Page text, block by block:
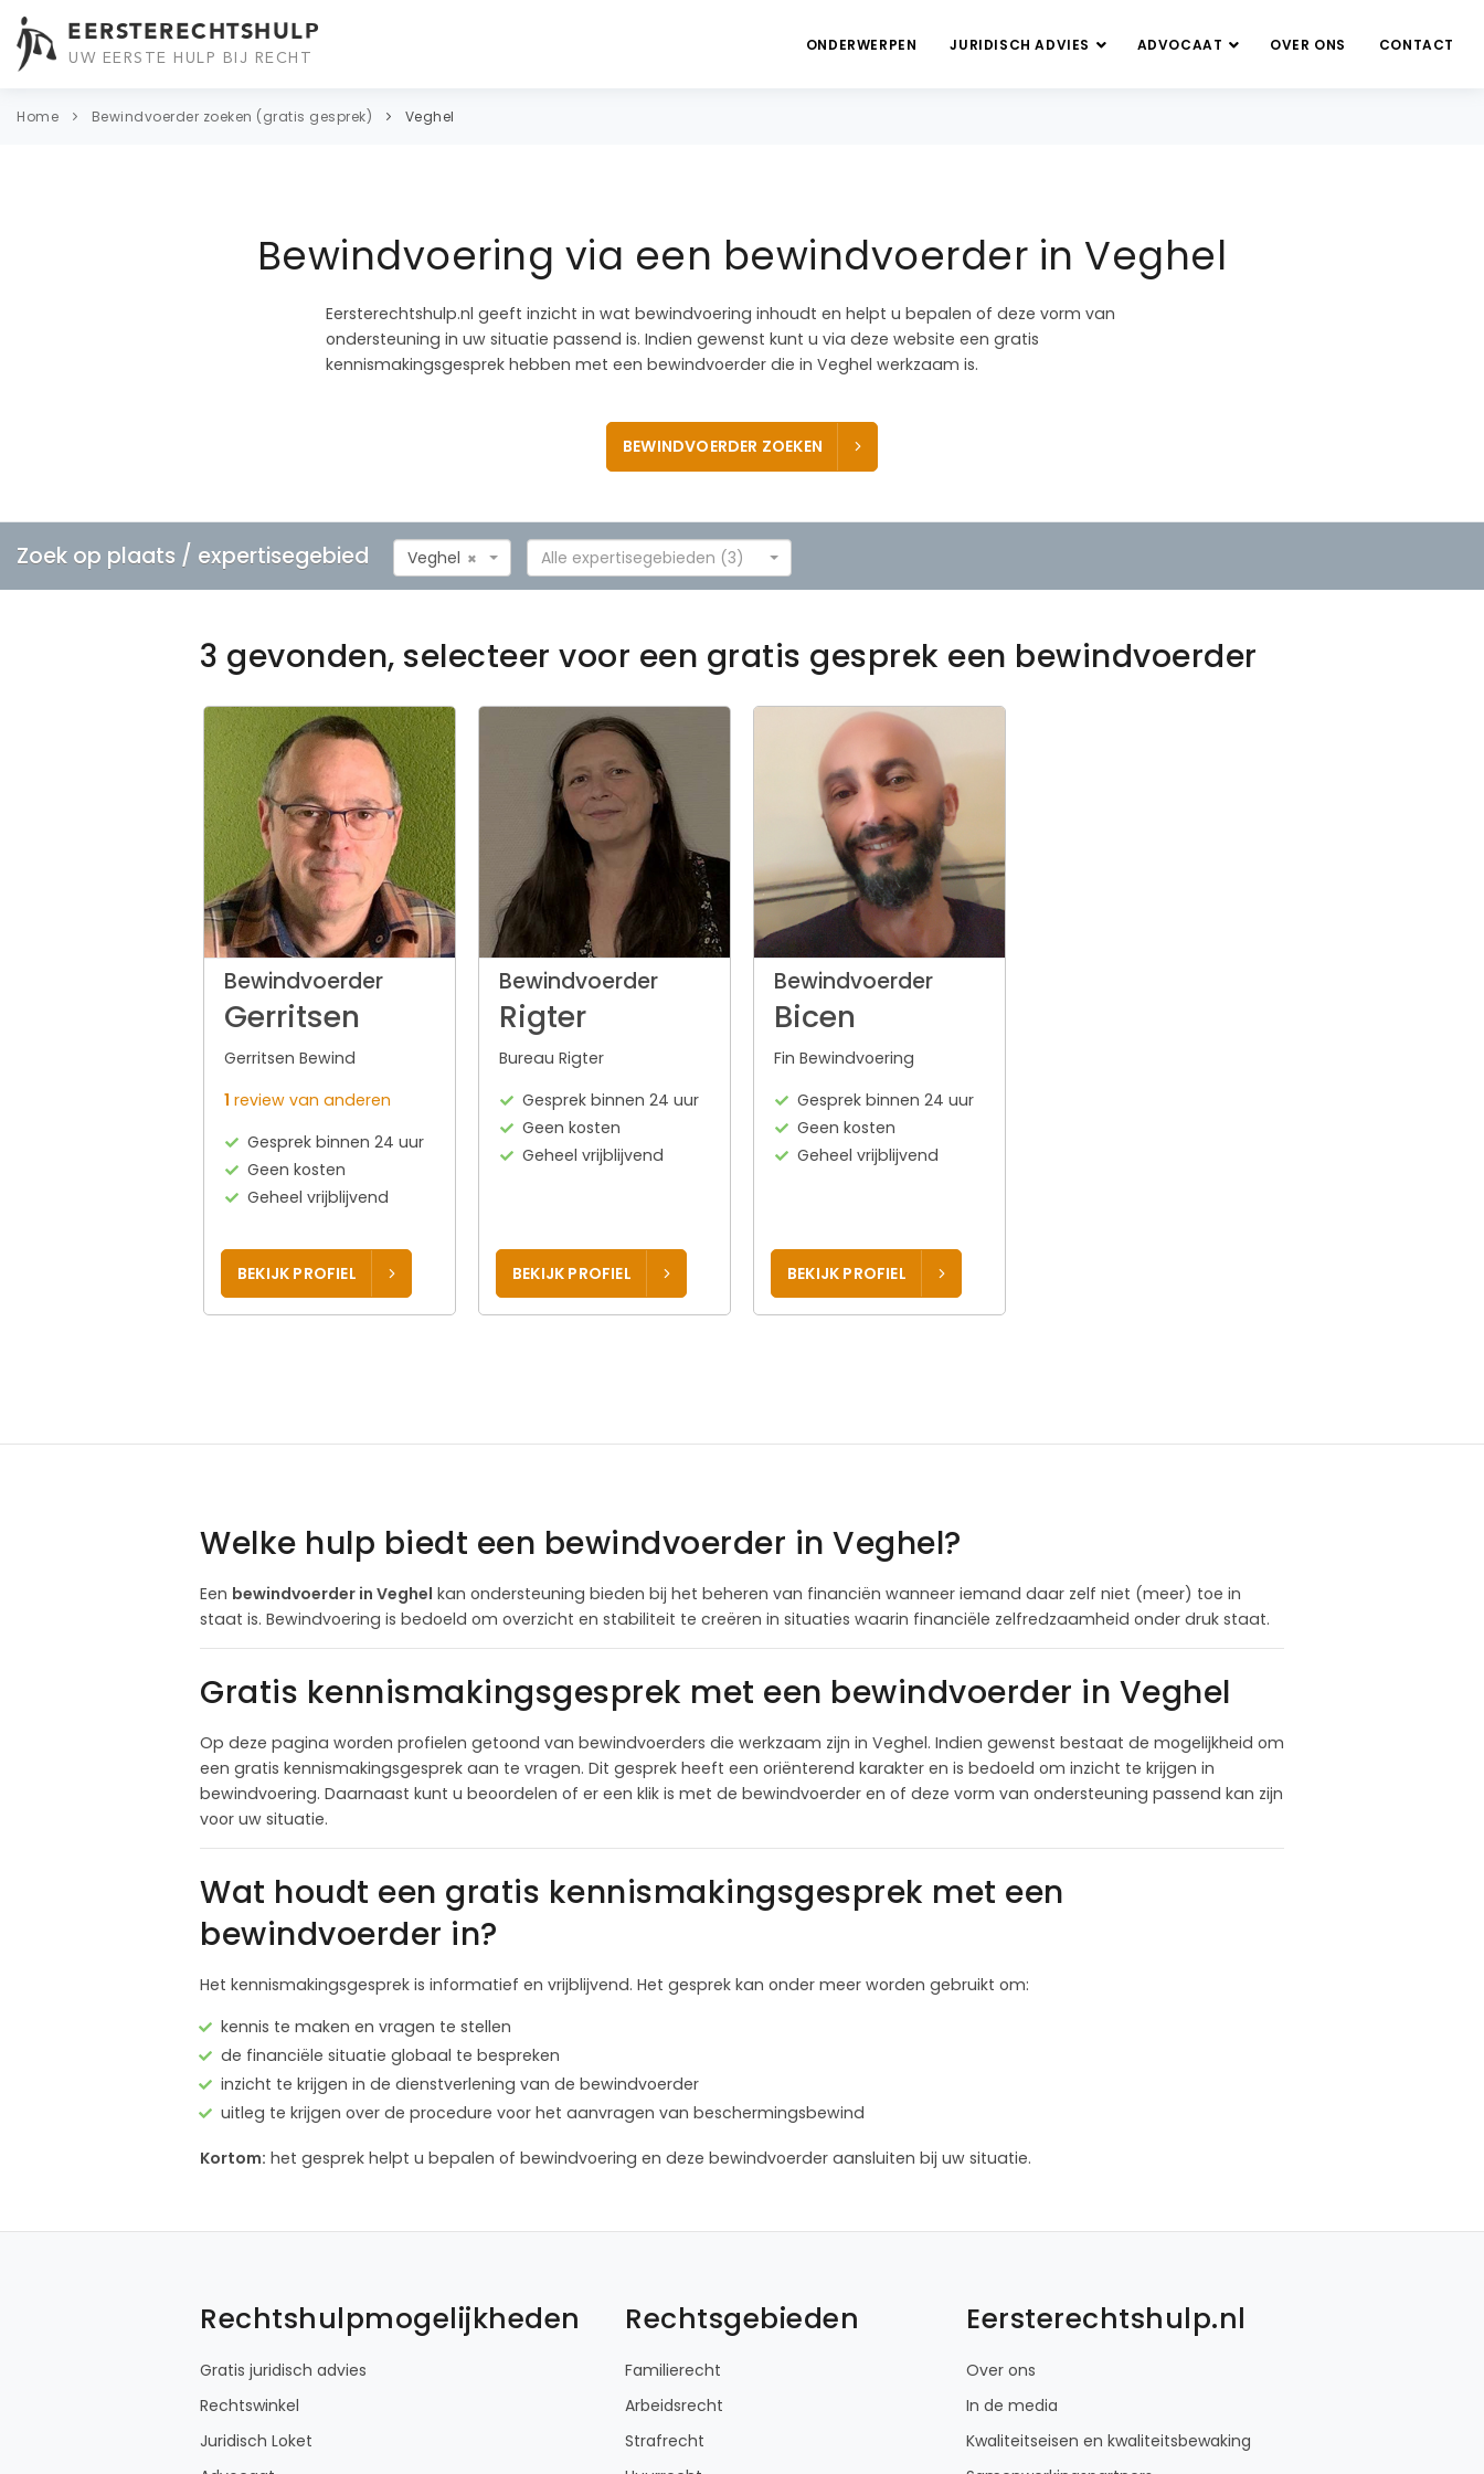
EERSTERECHTSHULP
UW EERSTE HULP BIJ RECHT
ONDERWERPEN JURIDISCH ADVIES ADVOCAAT OVER ONS CONTACT
Home Bewindvoerder zoeken (gratis gesprek) Veghel
Bewindvoering via een bewindvoerder in Veghel
Eersterechtshulp.nl geeft inzicht in wat bewindvoering inhoudt en helpt u bepalen of deze vorm van
ondersteuning in uw situatie passend is. Indien gewenst kunt u via deze website een gratis
kennismakingsgesprek hebben met een bewindvoerder die in Veghel werkzaam is.
BEWINDVOERDER ZOEKEN
Zoek op plaats / expertisegebied ×
Veghel Alle expertisegebieden (3)
3 gevonden, selecteer voor een gratis gesprek een bewindvoerder
Bewindvoerder
Gerritsen
Gerritsen Bewind
1 review van anderen
Gesprek binnen 24 uur
Geen kosten
Geheel vrijblijvend
BEKIJK PROFIEL
Bewindvoerder
Rigter
Bureau Rigter
Gesprek binnen 24 uur
Geen kosten
Geheel vrijblijvend
BEKIJK PROFIEL
Bewindvoerder
Bicen
Fin Bewindvoering
Gesprek binnen 24 uur
Geen kosten
Geheel vrijblijvend
BEKIJK PROFIEL
Welke hulp biedt een bewindvoerder in Veghel?
Een bewindvoerder in Veghel kan ondersteuning bieden bij het beheren van financiën wanneer iemand daar zelf niet (meer) toe in
staat is. Bewindvoering is bedoeld om overzicht en stabiliteit te creëren in situaties waarin financiële zelfredzaamheid onder druk staat.
Gratis kennismakingsgesprek met een bewindvoerder in Veghel
Op deze pagina worden profielen getoond van bewindvoerders die werkzaam zijn in Veghel. Indien gewenst bestaat de mogelijkheid om
een gratis kennismakingsgesprek aan te vragen. Dit gesprek heeft een oriënterend karakter en is bedoeld om inzicht te krijgen in
bewindvoering. Daarnaast kunt u beoordelen of er een klik is met de bewindvoerder en of deze vorm van ondersteuning passend kan zijn
voor uw situatie.
Wat houdt een gratis kennismakingsgesprek met een
bewindvoerder in?
Het kennismakingsgesprek is informatief en vrijblijvend. Het gesprek kan onder meer worden gebruikt om:
kennis te maken en vragen te stellen
de financiële situatie globaal te bespreken
inzicht te krijgen in de dienstverlening van de bewindvoerder
uitleg te krijgen over de procedure voor het aanvragen van beschermingsbewind
Kortom: het gesprek helpt u bepalen of bewindvoering en deze bewindvoerder aansluiten bij uw situatie.
Rechtshulpmogelijkheden
Gratis juridisch advies
Rechtswinkel
Juridisch Loket
Rechtsgebieden
Familierecht
Arbeidsrecht
Strafrecht
Eersterechtshulp.nl
Over ons
In de media
Kwaliteitseisen en kwaliteitsbewaking